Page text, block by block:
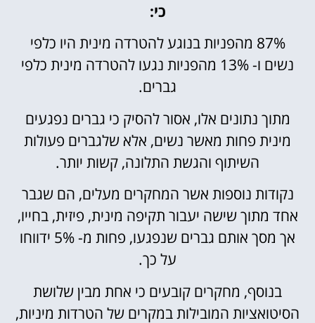
כי:
87% מהפניות בנוגע להטרדה מינית היו כלפי
נשים ו- 13% מהפניות נגעו להטרדה מינית כלפי
גברים.
מתוך נתונים אלו, אסור להסיק כי גברים נפגעים
מינית פחות מאשר נשים, אלא שלגברים פעולות
השיתוף והגשת התלונה, קשות יותר.
נקודות נוספות אשר המחקרים מעלים, הם שגבר
אחד מתוך שישה יעבור תקיפה מינית, פיזית, בחייו,
אך מסך אותם גברים שנפגעו, פחות מ- 5% ידווחו
על כך.
בנוסף, מחקרים קובעים כי אחת מבין שלושת
הסיטואציות המובילות במקרים של הטרדות מיניות,